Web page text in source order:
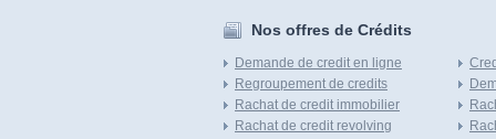
Nos offres de Crédits
Demande de credit en ligne
Regroupement de credits
Rachat de credit immobilier
Rachat de credit revolving